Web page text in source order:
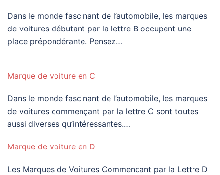
Dans le monde fascinant de l’automobile, les marques
de voitures débutant par la lettre B occupent une
place prépondérante. Pensez…
Marque de voiture en C
Dans le monde fascinant de l’automobile, les marques
de voitures commençant par la lettre C sont toutes
aussi diverses qu’intéressantes.…
Marque de voiture en D
Les Marques de Voitures Commencant par la Lettre D